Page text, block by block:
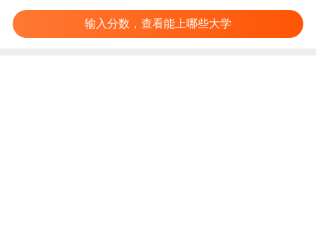
输入分数，查看能上哪些大学